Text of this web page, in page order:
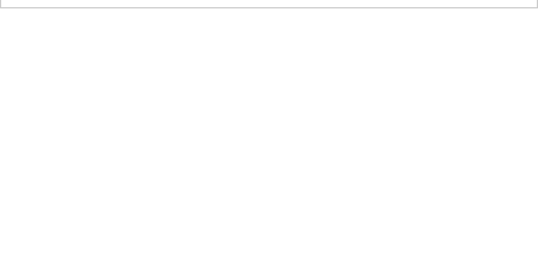
© 2026 - choisistacoque.com